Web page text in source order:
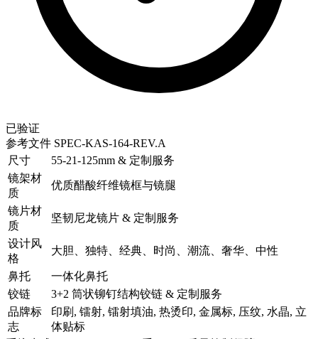
已验证
参考文件 SPEC-KAS-164-REV.A
尺寸
55-21-125mm & 定制服务
镜架材
质
优质醋酸纤维镜框与镜腿
镜片材
质
坚韧尼龙镜片 & 定制服务
设计风
格
大胆、独特、经典、时尚、潮流、奢华、中性
鼻托
一体化鼻托
铰链
3+2 筒状铆钉结构铰链 & 定制服务
品牌标
志
印刷, 镭射, 镭射填油, 热烫印, 金属标, 压纹, 水晶, 立
体贴标